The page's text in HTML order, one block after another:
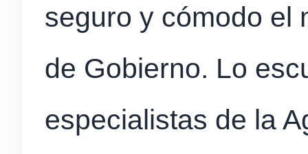
seguro y cómodo el
de Gobierno. Lo
especialistas de la